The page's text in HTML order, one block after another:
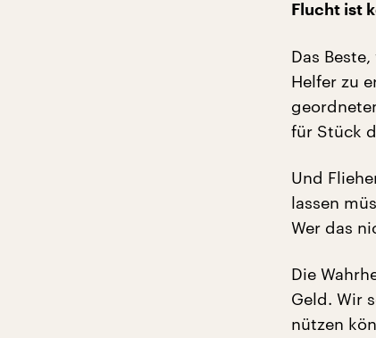
Flucht ist
Das
Helfer zu
für Stück
Und
lassen
Wer das
Die
Geld. Wir
nützen